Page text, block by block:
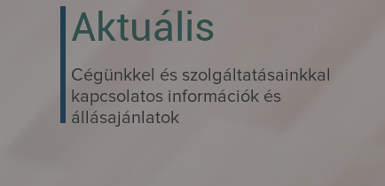
Aktuális
Cégünkkel és szolgáltatásainkkal
kapcsolatos információk és
állásajánlatok